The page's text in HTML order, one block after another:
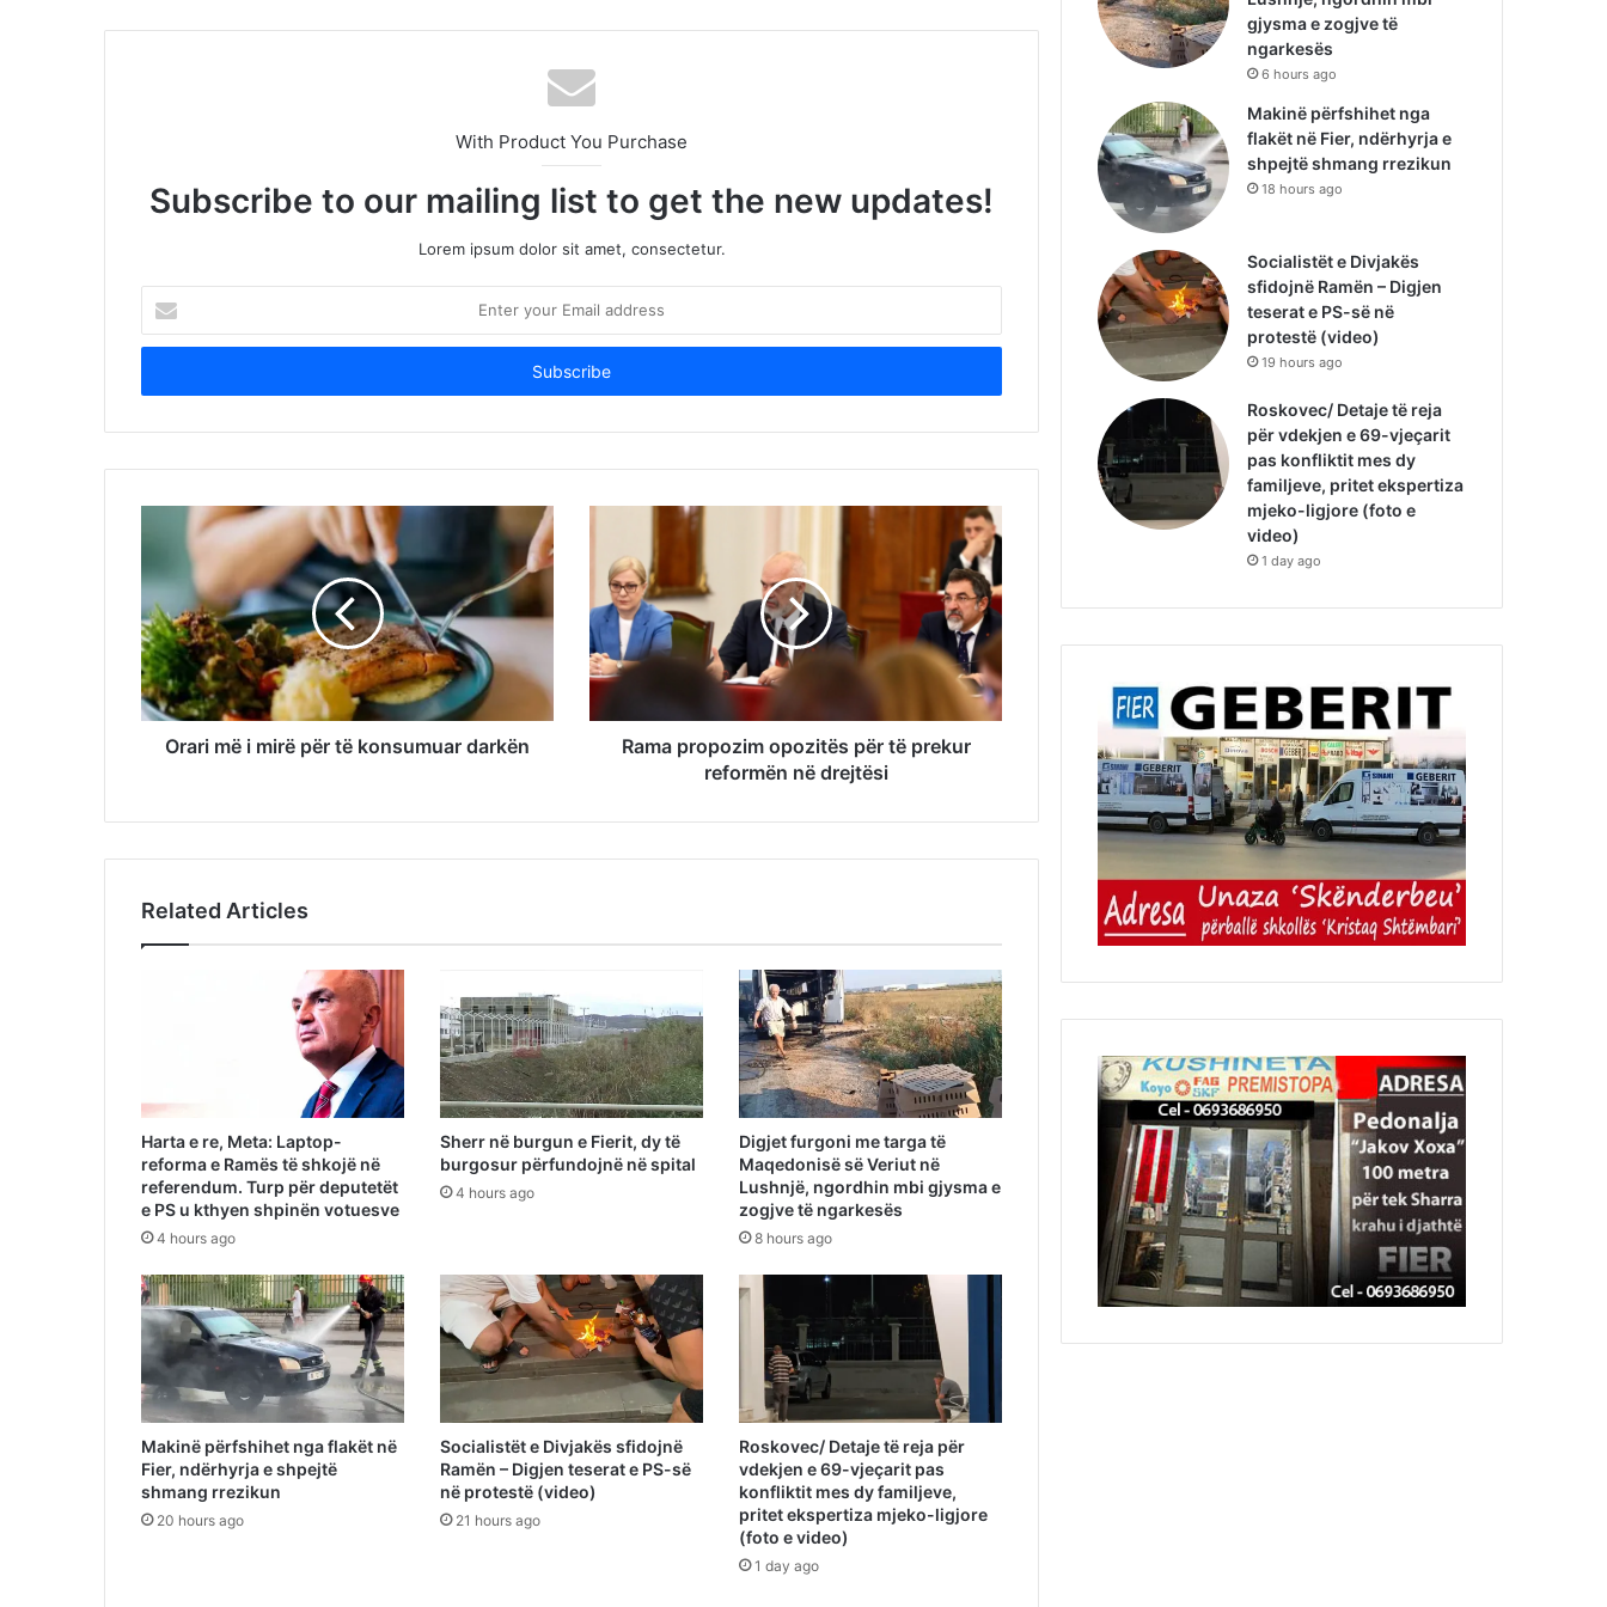
With Product You Purchase
Subscribe to our mailing list to get the new updates!
Lorem ipsum dolor sit amet, consectetur.
your
Email
Orari më i mirë për të konsumuar darkën
Rama propozim opozitës për të prekur
reformën në drejtësi
Related Articles
Harta e re, Meta: Laptop-
reforma e Ramës të shkojë në
referendum. Turp për deputetët
e PS u kthyen shpinën votuesve
4 hours ago
Sherr në burgun e Fierit, dy të
burgosur përfundojnë në spital
4 hours ago
Digjet furgoni me targa të
Maqedonisë së Veriut në
Lushnjë, ngordhin mbi gjysma e
zogjve të ngarkesës
8 hours ago
Makinë përfshihet nga flakët në
Fier, ndërhyrja e shpejtë
shmang rrezikun
20 hours ago
Socialistët e Divjakës sfidojnë
Ramën – Digjen teserat e PS-së
në protestë (video)
21 hours ago
Roskovec/ Detaje të reja për
vdekjen e 69-vjeçarit pas
konfliktit mes dy familjeve,
pritet ekspertiza mjeko-ligjore
(foto e video)
1 day ago
gjysma e zogjve të
ngarkesës
6 hours ago
Makinë përfshihet nga
flakët në Fier, ndërhyrja e
shpejtë shmang rrezikun
18 hours ago
Socialistët e Divjakës
sfidojnë Ramën – Digjen
teserat e PS-së në
protestë (video)
19 hours ago
Roskovec/ Detaje të reja
për vdekjen e 69-vjeçarit
pas konfliktit mes dy
familjeve, pritet ekspertiza
mjeko-ligjore (foto e
video)
1 day ago